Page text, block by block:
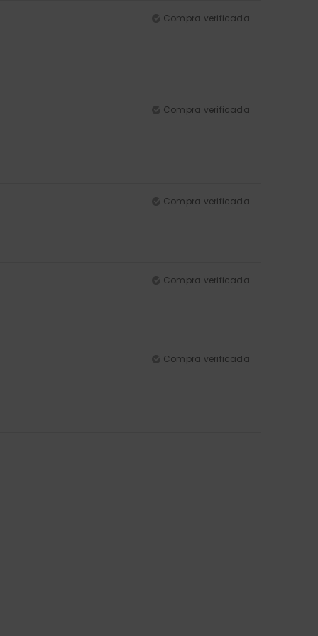
Compra verificada
Compra verificada
Compra verificada
Compra verificada
Compra verificada